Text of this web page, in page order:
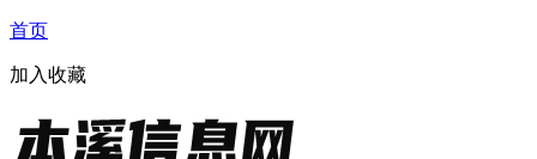
首页
加入收藏